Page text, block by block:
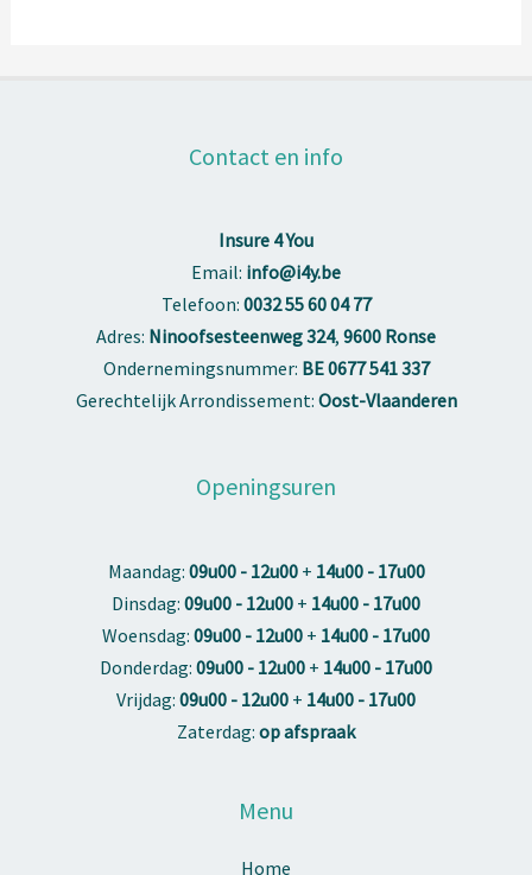
Contact en info
Insure 4 You
Email: info@i4y.be
Telefoon: 0032 55 60 04 77
Adres: Ninoofsesteenweg 324, 9600 Ronse
Ondernemingsnummer: BE 0677 541 337
Gerechtelijk Arrondissement: Oost-Vlaanderen
Openingsuren
Maandag: 09u00 - 12u00+ 14u00 - 17u00
Dinsdag: 09u00 - 12u00 + 14u00 - 17u00
Woensdag: 09u00 - 12u00 + 14u00 - 17u00
Donderdag: 09u00 - 12u00 + 14u00 - 17u00
Vrijdag: 09u00 - 12u00 + 14u00 - 17u00
Zaterdag: op afspraak
Menu
Home